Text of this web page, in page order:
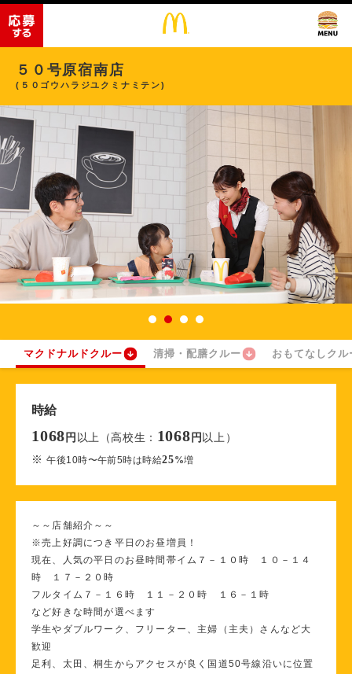
５０号原宿南店
(５０ゴウハラジユクミナミテン)
マクドナルドクルー 清掃・配膳クルー おもてなしクル
時給
1068 円 以上（高校生： 1068 円 以上）
※午後10時〜午前5時は時給25%増
～～店舗紹介～～
※売上好調につき平日のお昼増員！
現在、人気の平日のお昼時間帯イム７－１０時 １０－１４
時 １７－２０時
フルタイム７－１６時 １１－２０時 １６－１時
など好きな時間が選べます
学生やダブルワーク、フリーター、主婦（主夫）さんなど大
歓迎
足利、太田、桐生からアクセスが良く国道50号線沿いに位置